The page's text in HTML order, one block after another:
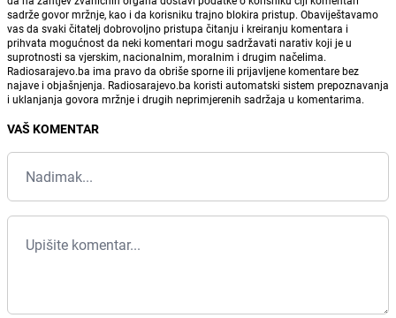
sadrže govor mržnje, kao i da korisniku trajno blokira pristup. Obaviještavamo
vas da svaki čitatelj dobrovoljno pristupa čitanju i kreiranju komentara i
prihvata mogućnost da neki komentari mogu sadržavati narativ koji je u
suprotnosti sa vjerskim, nacionalnim, moralnim i drugim načelima.
Radiosarajevo.ba ima pravo da obriše sporne ili prijavljene komentare bez
najave i objašnjenja. Radiosarajevo.ba koristi automatski sistem prepoznavanja
i uklanjanja govora mržnje i drugih neprimjerenih sadržaja u komentarima.
VAŠ KOMENTAR